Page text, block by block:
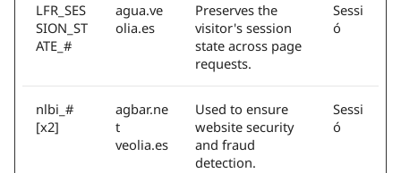
LFR_SES
SION_ST
ATE_#
agua.ve
olia.es
Preserves the
visitor's session
state across page
requests.
Sessi
ó
nlbi_#
[x2]
agbar.ne
t
veolia.es
Used to ensure
website security
and fraud
detection.
Sessi
ó